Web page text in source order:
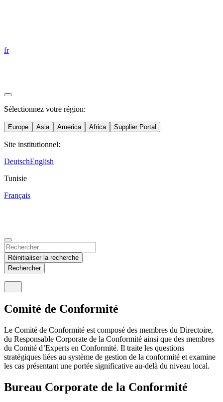
fr
Sélectionnez votre région:
Europe Asia America Africa Supplier Portal
Site institutionnel:
DeutschEnglish
Austria
Deutsch
Hungary
Magyar
Italy
Moldova
Română
Macedonia
Македонски
Poland
China
中文
Malaysia
English
Thailand
Tiếng Việt
Mexico
Español
United States
English
Tunisie
Français
Réinitialiser la recherche
Rechercher
Comité de Conformité
Le Comité de Conformité est composé des membres du Directoire,
du Responsable Corporate de la Conformité ainsi que des membres
du Comité d’Experts en Conformité. Il traite les questions
stratégiques liées au système de gestion de la conformité et examine
les cas présentant une portée significative au-delà du niveau local.
Bureau Corporate de la Conformité